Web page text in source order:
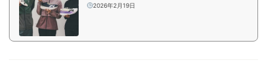
場！マラソンシーズンに活躍“Cloud
2026年2月19日